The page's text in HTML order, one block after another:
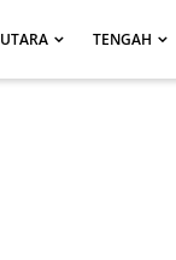
UTARA TENGAH